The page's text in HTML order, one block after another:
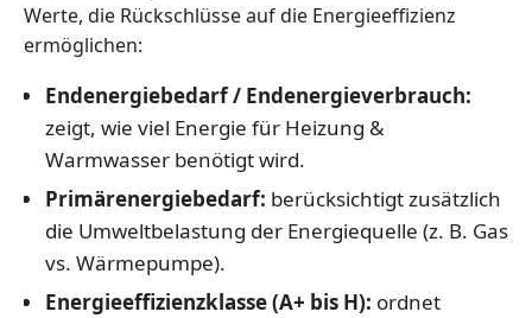
Werte, die Rückschlüsse auf die Energieeffizienz
ermöglichen:
Endenergiebedarf / Endenergieverbrauch:
zeigt, wie viel Energie für Heizung &
Warmwasser benötigt wird.
Primärenergiebedarf: berücksichtigt zusätzlich
die Umweltbelastung der Energiequelle (z. B. Gas
vs. Wärmepumpe).
Energieeffizienzklasse (A+ bis H): ordnet